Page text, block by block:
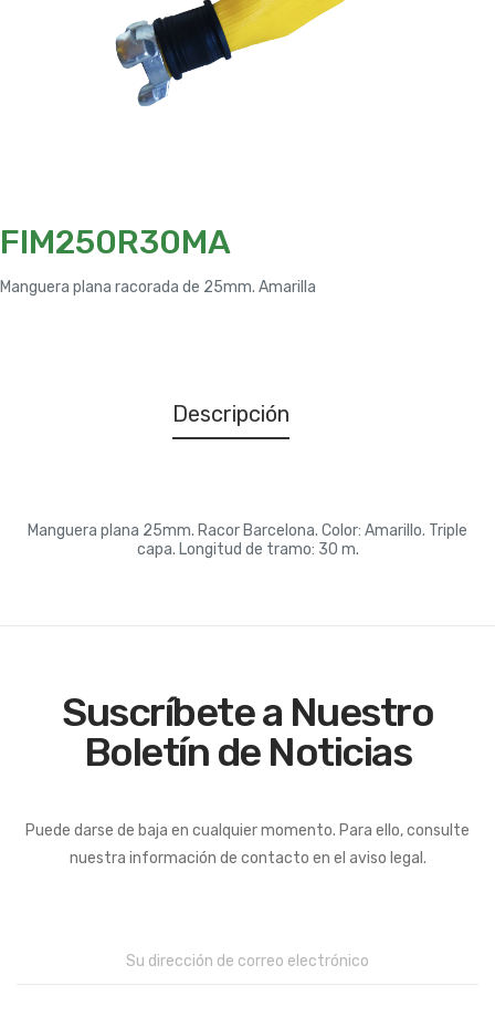
FIM250R30MA
Manguera plana racorada de 25mm. Amarilla
Descripción
Manguera plana 25mm. Racor Barcelona. Color: Amarillo. Triple
capa. Longitud de tramo: 30 m.
Suscríbete a Nuestro
Boletín de Noticias
Puede darse de baja en cualquier momento. Para ello, consulte
nuestra información de contacto en el aviso legal.